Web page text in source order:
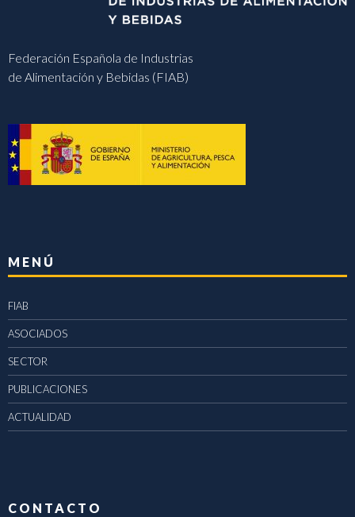
Federación Española de Industrias
de Alimentación y Bebidas (FIAB)
MENÚ
FIAB
ASOCIADOS
SECTOR
PUBLICACIONES
ACTUALIDAD
CONTACTO